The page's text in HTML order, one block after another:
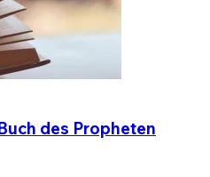
des Propheten